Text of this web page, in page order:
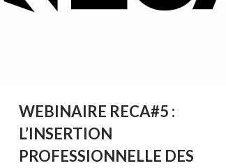
WEBINAIRE RECA#5 :
L’INSERTION
PROFESSIONNELLE DES